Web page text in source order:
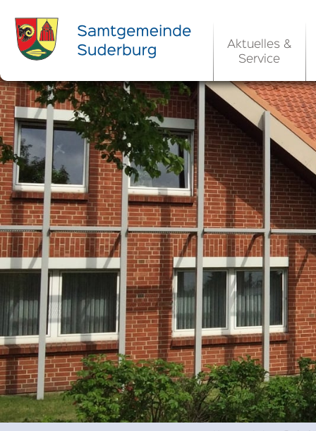
Aktuelles &
Service
Ortsrecht &
Rats- und
Aktuelle
Ortsrecht /
Allgemeine
Kommunale
EU-
Widmungen
Öffentliche
Bauleitpläne
Vorprüfung